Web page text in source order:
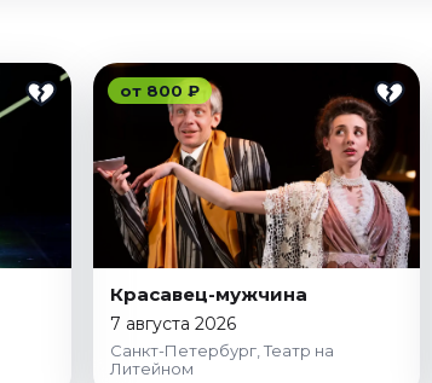
от 800 ₽
Красавец-мужчина
7 августа 2026
Санкт-Петербург, Театр на
Литейном